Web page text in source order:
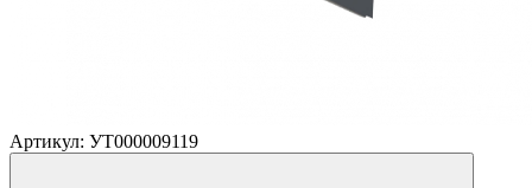
Артикул: УТ000009119